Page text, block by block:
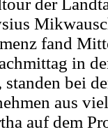
der
fand
in
bei
aus
auf dem